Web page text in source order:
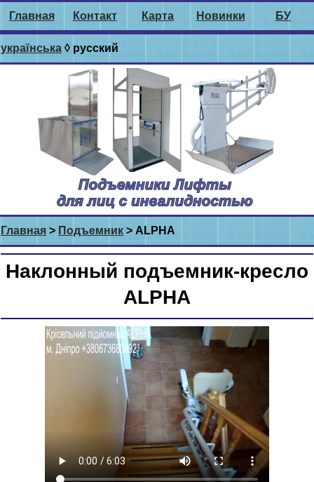
Главная Контакт Карта Новинки БУ
українська ◊ русский
Главная > Подъемник > ALPHA
Наклонный подъемник-кресло
ALPHA